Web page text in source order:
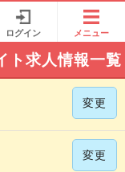
ログイン メニュー
ト求人情報一覧
変更
変更